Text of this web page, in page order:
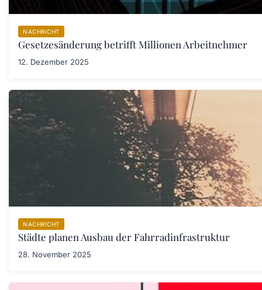
NACHRICHT
Gesetzesänderung betrifft Millionen Arbeitnehmer
12. Dezember 2025
NACHRICHT
Städte planen Ausbau der Fahrradinfrastruktur
28. November 2025